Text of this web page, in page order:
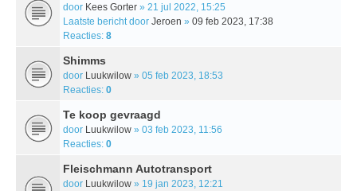
door Kees Gorter » 21 jul 2022, 15:25
Laatste bericht door Jeroen » 09 feb 2023, 17:38
Reacties: 8
Shimms
door Luukwilow » 05 feb 2023, 18:53
Reacties: 0
Te koop gevraagd
door Luukwilow » 03 feb 2023, 11:56
Reacties: 0
Fleischmann Autotransport
door Luukwilow » 19 jan 2023, 12:21